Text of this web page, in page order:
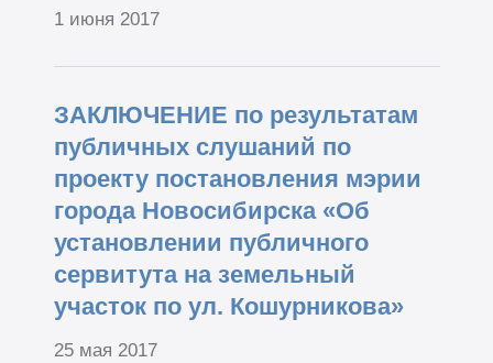
1 июня 2017
ЗАКЛЮЧЕНИЕ по результатам
публичных слушаний по
проекту постановления мэрии
города Новосибирска «Об
установлении публичного
сервитута на земельный
участок по ул. Кошурникова»
25 мая 2017